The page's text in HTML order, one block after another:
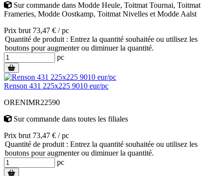
Sur commande dans Modde Heule, Toitmat Tournai, Toitmat
Frameries, Modde Oostkamp, Toitmat Nivelles et Modde Aalst
Prix brut 73,47 € / pc
Quantité de produit : Entrez la quantité souhaitée ou utilisez les
boutons pour augmenter ou diminuer la quantité.
pc
Renson 431 225x225 9010 eur/pc
ORENIMR22590
Sur commande dans toutes les filiales
Prix brut 73,47 € / pc
Quantité de produit : Entrez la quantité souhaitée ou utilisez les
boutons pour augmenter ou diminuer la quantité.
pc